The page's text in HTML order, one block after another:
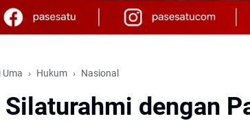
Uma Hukum Nasional
Silaturahmi dengan